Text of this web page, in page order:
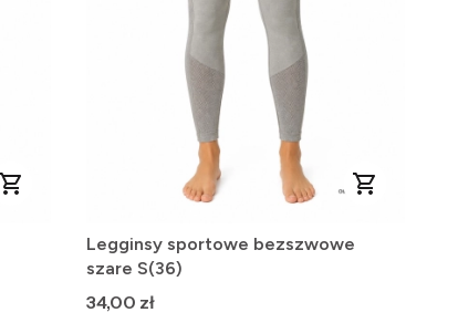
Legginsy sportowe bezszwowe
szare S(36)
Cena
34,00 zł